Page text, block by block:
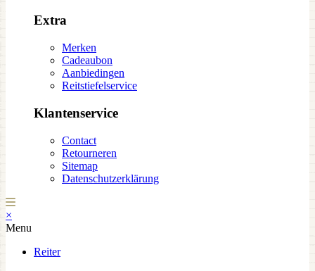
Extra
Merken
Cadeaubon
Aanbiedingen
Reitstiefelservice
Klantenservice
Contact
Retourneren
Sitemap
Datenschutzerklärung
×
Menu
Reiter